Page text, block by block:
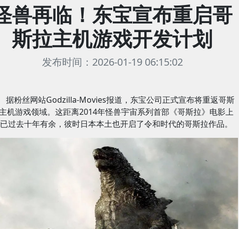
兽再临！东宝宣布重启哥
斯拉主机游戏开发计划
发布时间：2026-01-19 06:15:02
据粉丝网站Godzilla-Movies报道，东宝公司正式宣布将重返哥斯
机游戏领域。这距离2014年怪兽宇宙系列首部《哥斯拉》电影上
过去十年有余，彼时日本本土也开启了令和时代的哥斯拉作品。